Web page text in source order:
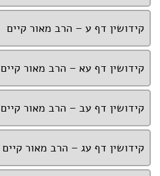
קידושין דף ע – הרב מאור קיים
קידושין דף עא – הרב מאור קיים
קידושין דף עב – הרב מאור קיים
קידושין דף עג – הרב מאור קיים